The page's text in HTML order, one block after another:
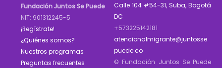
Fundación Juntos Se Puede
NIT: 901312245-5
¡Regístrate!
¿Quiénes somos?
Nuestros programas
Preguntas frecuentes
Calle 104 #54-31, Suba, Bogotá
DC
+573225142181
atencionalmigrante@juntosse
puede.co
© Fundación Juntos Se Puede